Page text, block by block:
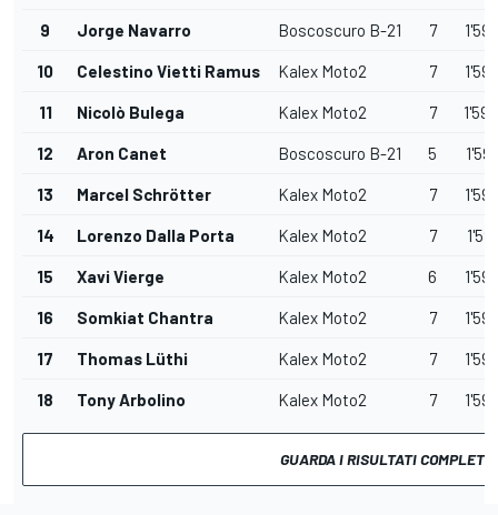
9 Jorge Navarro Boscoscuro B-21 7
10 Celestino Vietti Ramus Kalex Moto2 7
11 Nicolò Bulega Kalex Moto2 7
12 Aron Canet Boscoscuro B-21 5
13 Marcel Schrötter Kalex Moto2 7
14 Lorenzo Dalla Porta Kalex Moto2 7
15 Xavi Vierge Kalex Moto2 6
16 Somkiat Chantra Kalex Moto2 7
17 Thomas Lüthi Kalex Moto2 7
18 Tony Arbolino Kalex Moto2 7
GUARDA I RISULTATI COMPLETI